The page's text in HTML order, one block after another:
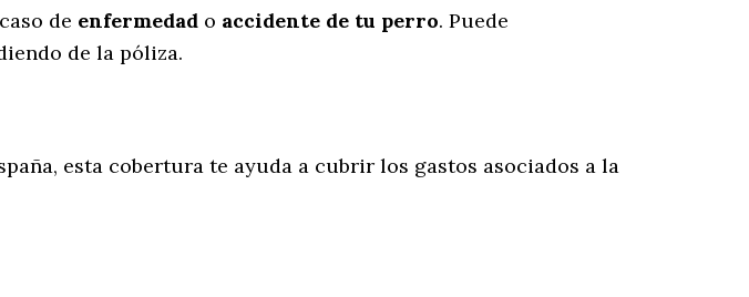
de enfermedad o accidente de tu perro. Puede
de la póliza.
esta cobertura te ayuda a cubrir los gastos asociados a la